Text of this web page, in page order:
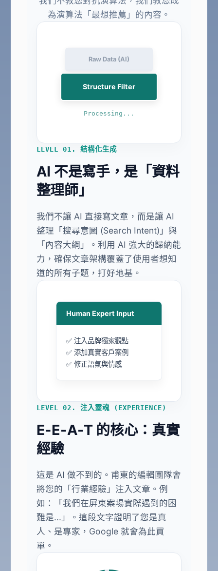
為演算法「最想推薦」的內容。
Raw Data (AI)
Structure Filter
Processing...
LEVEL 01. 結構化生成
AI 不是寫手，是「資料
整理師」
我們不讓 AI 直接寫文章，而是讓 AI
整理「搜尋意圖 (Search Intent)」與
「內容大綱」。利用 AI 強大的歸納能
力，確保文章架構覆蓋了使用者想知
道的所有子題，打好地基。
Human Expert Input
✅ 注入品牌獨家觀點
✅ 添加真實客戶案例
✅ 修正語氣與情感
LEVEL 02. 注入靈魂 (EXPERIENCE)
E-E-A-T 的核心：真實
經驗
這是 AI 做不到的。甫東的編輯團隊會
將您的「行業經驗」注入文章。例
如：「我們在屏東案場實際遇到的困
難是...」。這段文字證明了您是真
人、是專家，Google 就會為此買
單。